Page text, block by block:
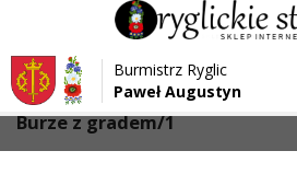
Przejdź do menu
Przejdź do głównej treści strony
Przejdź do stopki strony
Burmistrz Ryglic
Paweł Augustyn
Strona główna > Aktualności
Burze z gradem/1